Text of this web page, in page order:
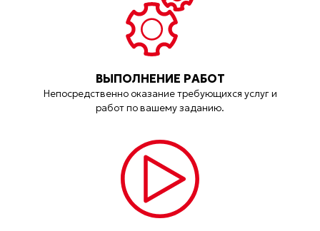
ВЫПОЛНЕНИЕ РАБОТ
Непосредственно оказание требующихся услуг и
работ по вашему заданию.